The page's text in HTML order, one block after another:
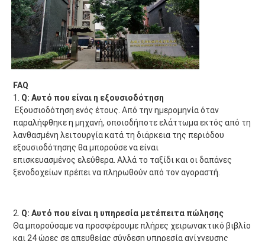
FAQ
1. Q: Αυτό που είναι η εξουσιοδότηση
Εξουσιοδότηση ενός έτους. Από την ημερομηνία όταν
παραλήφθηκε η μηχανή, οποιοδήποτε ελάττωμα εκτός από τη
λανθασμένη λειτουργία κατά τη διάρκεια της περιόδου
εξουσιοδότησης θα μπορούσε να είναι
επισκευασμένος ελεύθερα. Αλλά το ταξίδι και οι δαπάνες
ξενοδοχείων πρέπει να πληρωθούν από τον αγοραστή.
2. Q: Αυτό που είναι η υπηρεσία μετέπειτα πώλησης
Θα μπορούσαμε να προσφέρουμε πλήρες χειρωνακτικό βιβλίο
και 24 ώρες σε απευθείας σύνδεση υπηρεσία ανίχνευσης